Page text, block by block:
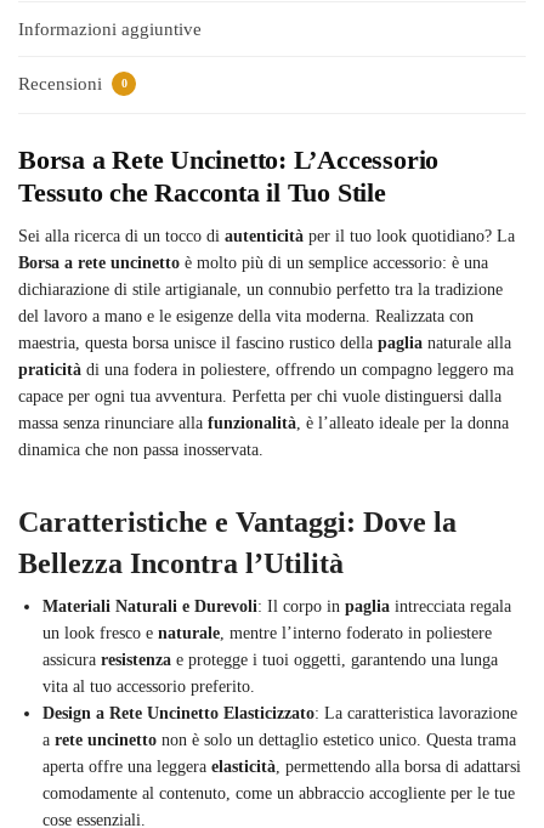
Informazioni aggiuntive
Recensioni 0
Borsa a Rete Uncinetto: L’Accessorio
Tessuto che Racconta il Tuo Stile
Sei alla ricerca di un tocco di autenticità per il tuo look quotidiano? La
Borsa a rete uncinetto è molto più di un semplice accessorio: è una
dichiarazione di stile artigianale, un connubio perfetto tra la tradizione
del lavoro a mano e le esigenze della vita moderna. Realizzata con
maestria, questa borsa unisce il fascino rustico della paglia naturale alla
praticità di una fodera in poliestere, offrendo un compagno leggero ma
capace per ogni tua avventura. Perfetta per chi vuole distinguersi dalla
massa senza rinunciare alla funzionalità , è l’alleato ideale per la donna
dinamica che non passa inosservata.
Caratteristiche e Vantaggi: Dove la
Bellezza Incontra l’Utilità
Materiali Naturali e Durevoli: Il corpo in paglia intrecciata regala
un look fresco e naturale , mentre l’interno foderato in poliestere
assicura resistenza e protegge i tuoi oggetti, garantendo una lunga
vita al tuo accessorio preferito.
Design a Rete Uncinetto Elasticizzato: La caratteristica lavorazione
a rete uncinetto non è solo un dettaglio estetico unico. Questa trama
aperta offre una leggera elasticità , permettendo alla borsa di adattarsi
comodamente al contenuto, come un abbraccio accogliente per le tue
cose essenziali.